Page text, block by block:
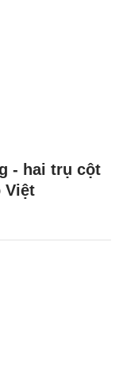
- hai trụ cột
Việt